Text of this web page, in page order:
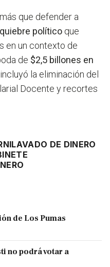
que defender a
político que
en un contexto de
de $2,5 billones en
la eliminación del
Docente y recortes
LAVADO DE DINERO
de Los Pumas
no podrá votar a